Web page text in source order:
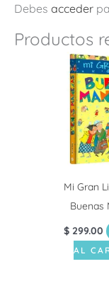
Debes acceder
Productos
Mi Gran
Buenas
$ 299.00
AL